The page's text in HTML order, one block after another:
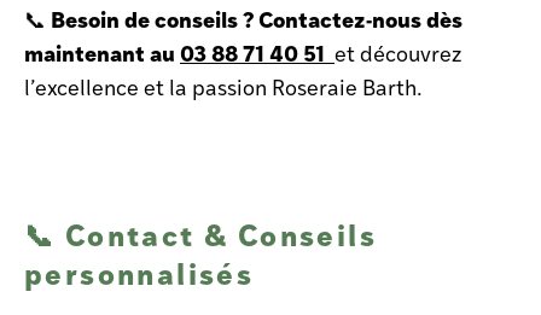
📞 Besoin de conseils ? Contactez-nous dès
maintenant au03 88 71 40 51 et découvrez
l’excellence et la passion Roseraie Barth.
📞 Contact & Conseils
personnalisés